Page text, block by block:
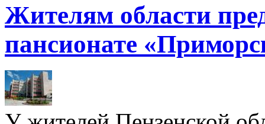
Жителям области
пансионате